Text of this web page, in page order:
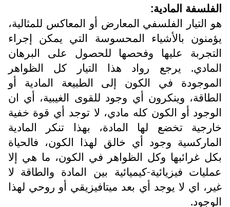
الفلسفة المادية:
هو التيار الفلسفي المعارض أو المعاكس للمثالية،
يؤمنون بالأشياء المحسوسة التي يمكن إجراء
التجربة عليها وفحصها للحصول على البرهان
المادي. يرجع رواد هذا التيار كل الظواهر
الموجودة في الكون إلى الطبيعة المادية أو
الطاقة، وينكرون أي وجود للقوى الغيبية، أي ان
الوجود أو الكون كله مادي، لا توجد أي قوة خفية
خارجية تخضع لها المادة، بهذا تنكر المادية
الماركسية وجود أي خالق لهذا الكون، فالحياة
بكل غرائبها وكل الظواهر في الكون، ما هي إلا
عمليات فيزيائية-كيميائية بين المادة والطاقة لا
غير، اي لا يوجد أي بعد ميتافيزيقي أو روحي لهذا
الوجود.